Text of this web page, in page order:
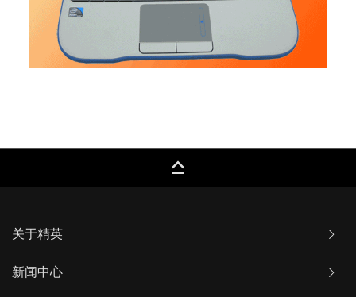
keyboard_capslock
关于精英
新闻中心